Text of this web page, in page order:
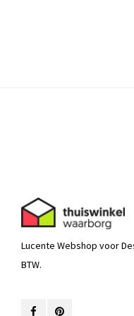
Lucente Webshop voor
BTW.